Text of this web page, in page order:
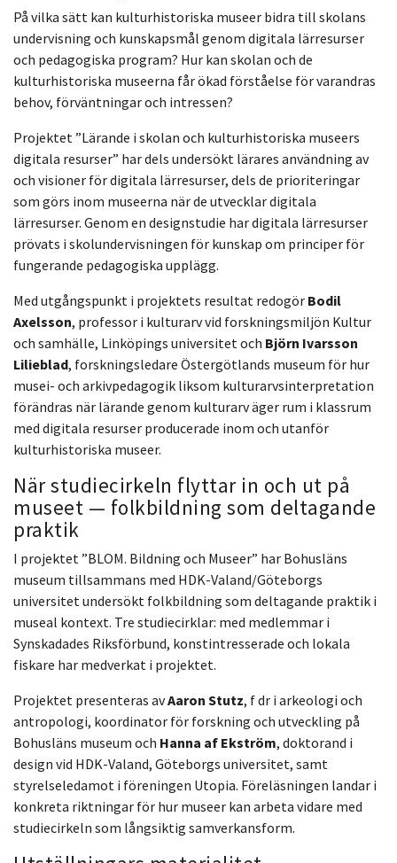
På vilka sätt kan kulturhistoriska museer bidra till skolans
undervisning och kunskapsmål genom digitala lärresurser
och pedagogiska program? Hur kan skolan och de
kulturhistoriska museerna får ökad förståelse för varandras
behov, förväntningar och intressen?
Projektet ”Lärande i skolan och kulturhistoriska museers
digitala resurser” har dels undersökt lärares användning av
och visioner för digitala lärresurser, dels de prioriteringar
som görs inom museerna när de utvecklar digitala
lärresurser. Genom en designstudie har digitala lärresurser
prövats i skolundervisningen för kunskap om principer för
fungerande pedagogiska upplägg.
Med utgångspunkt i projektets resultat redogör Bodil
Axelsson, professor i kulturarv vid forskningsmiljön Kultur
och samhälle, Linköpings universitet och Björn Ivarsson
Lilieblad, forskningsledare Östergötlands museum för hur
musei- och arkivpedagogik liksom kulturarvsinterpretation
förändras när lärande genom kulturarv äger rum i klassrum
med digitala resurser producerade inom och utanför
kulturhistoriska museer.
När studiecirkeln flyttar in och ut på
museet — folkbildning som deltagande
praktik
I projektet ”BLOM. Bildning och Museer” har Bohusläns
museum tillsammans med HDK-Valand/Göteborgs
universitet undersökt folkbildning som deltagande praktik i
museal kontext. Tre studiecirklar: med medlemmar i
Synskadades Riksförbund, konstintresserade och lokala
fiskare har medverkat i projektet.
Projektet presenteras avAaron Stutz, f dr i arkeologi och
antropologi, koordinator för forskning och utveckling på
Bohusläns museum och Hanna af Ekström, doktorand i
design vid HDK-Valand, Göteborgs universitet, samt
styrelseledamot i föreningen Utopia. Föreläsningen landar i
konkreta riktningar för hur museer kan arbeta vidare med
studiecirkeln som långsiktig samverkansform.